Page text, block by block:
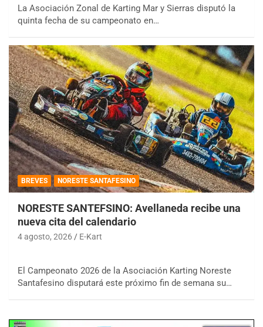
La Asociación Zonal de Karting Mar y Sierras disputó la
quinta fecha de su campeonato en…
BREVES NORESTE SANTAFESINO
NORESTE SANTEFSINO: Avellaneda recibe una
nueva cita del calendario
4 agosto, 2026 E-Kart
El Campeonato 2026 de la Asociación Karting Noreste
Santafesino disputará este próximo fin de semana su…
APAK - F6
Zárate (Buenos Aires)